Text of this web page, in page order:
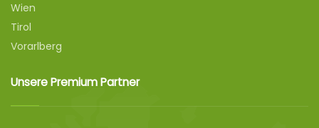
Wien
Tirol
Vorarlberg
Unsere Premium Partner